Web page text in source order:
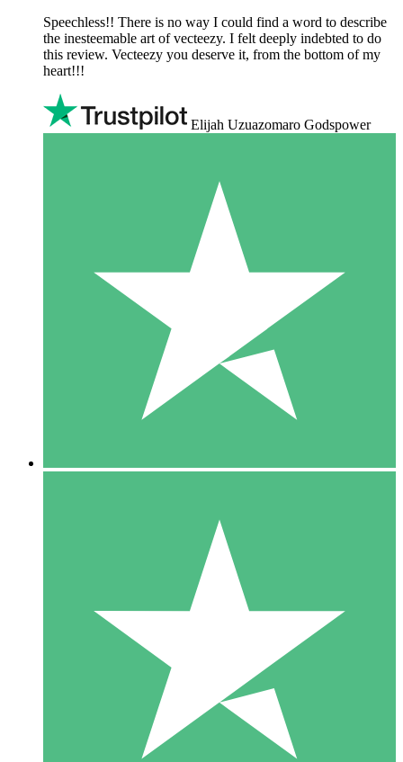
Speechless!! There is no way I could find a word to describe
the inesteemable art of vecteezy. I felt deeply indebted to do
this review. Vecteezy you deserve it, from the bottom of my
heart!!!
Elijah Uzuazomaro Godspower